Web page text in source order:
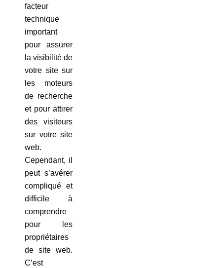
facteur
technique
important
pour assurer
la visibilité de
votre site sur
les moteurs
de recherche
et pour attirer
des visiteurs
sur votre site
web.
Cependant, il
peut s’avérer
compliqué et
difficile à
comprendre
pour les
propriétaires
de site web.
C’est